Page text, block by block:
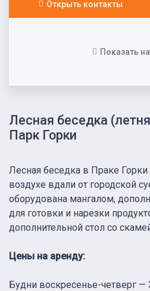
Лесная беседка
Парк Горки
Открыть контакты
Показать
Лесная беседка в Праке
воздухе вдали от городской
оборудована мангалом,
для готовки и нарезки
дополнительной стол со
Цены на аренду:
Будни воскресенье-четверг —